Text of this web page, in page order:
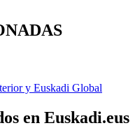
y Euskadi Global
en Euskadi.eus